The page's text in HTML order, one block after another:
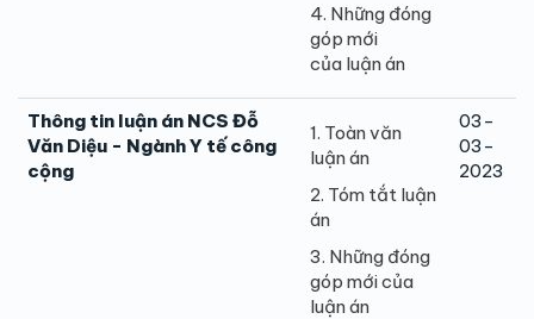
4. Những đóng
góp mới
của luận án
Thông tin luận án NCS Đỗ
Văn Diệu - Ngành Y tế công
cộng
1. Toàn văn
luận án
2. Tóm tắt luận
án
3. Những đóng
góp mới của
luận án
03-
03-
2023